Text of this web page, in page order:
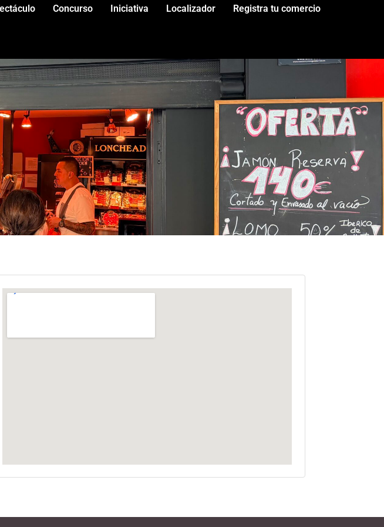
Concurso Iniciativa Localizador Registra tu comercio